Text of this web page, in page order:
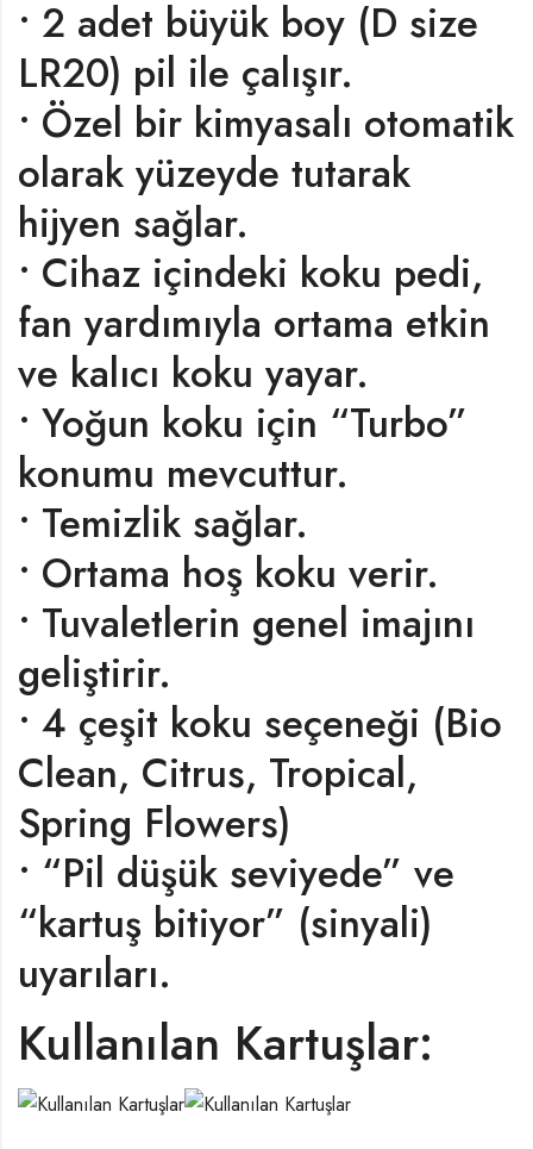
• 2 adet büyük boy (D size
LR20) pil ile çalışır.
• Özel bir kimyasalı otomatik
olarak yüzeyde tutarak
hijyen sağlar.
• Cihaz içindeki koku pedi,
fan yardımıyla ortama etkin
ve kalıcı koku yayar.
• Yoğun koku için “Turbo”
konumu mevcuttur.
• Temizlik sağlar.
• Ortama hoş koku verir.
• Tuvaletlerin genel imajını
geliştirir.
• 4 çeşit koku seçeneği (Bio
Clean, Citrus, Tropical,
Spring Flowers)
• “Pil düşük seviyede” ve
“kartuş bitiyor” (sinyali)
uyarıları.
Kullanılan Kartuşlar: